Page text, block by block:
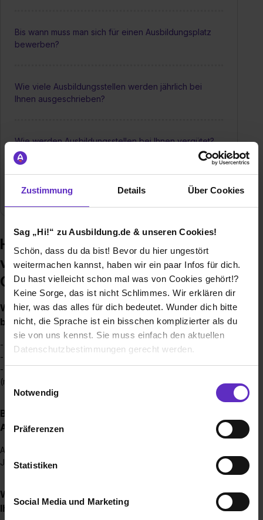
Zustimmung Details Über Cookies
Sag „Hi!“ zu Ausbildung.de & unseren Cookies!
Schön, dass du da bist! Bevor du hier ungestört
weitermachen kannst, haben wir ein paar Infos für dich.
Du hast vielleicht schon mal was von Cookies gehört!?
Keine Sorge, das ist nicht Schlimmes. Wir erklären dir
hier, was das alles für dich bedeutet. Wunder dich bitte
nicht, die Sprache ist ein bisschen komplizierter als du
sie von uns kennst. Sie muss einfach den aktuellen
Datenschutzbestimmungen gerecht werden.
Benutzung der Webseite getroffenen Einstellungen zu
Webseite zu analysieren („Statistiken“), um
Informationen zu deiner Verwendung unserer Website an
Analysen weiterzugeben und um Inhalte und Anzeigen zu
Einwilligungsauswahl
Notwendig
Präferenzen
Statistiken
Social Media und Marketing
Bis wann muss man sich für einen Ausbildungsplatz
bewerben?
Wie viele Ausbildungsstellen werden jährlich bei
Ihnen ausgeschrieben?
Wie werden Ausbildungsstellen bei Ihnen vergütet?
Gibt es regelmäßig Feedbackgespräche während
der Ausbildung?
Häufige Fragen zur Ausbildung –
vision tools rental and distributions
GmbH
Welche Ausbildungen/Dualen Studiengänge
bieten Sie an?
- Fachlagerist (m/w/d)
- Fachkraft für Veranstaltungstechnik (m/w/d)
- Kaufmann für Groß- und Außenhandelsmanagement
(m/w/d)
Bis wann muss man sich für einen
Ausbildungsplatz bewerben?
Am Besten natürlich so früh wie möglich, spätestens bis Ende
Juli.
Wie viele Ausbildungsstellen werden jährlich bei
Ihnen ausgeschrieben?